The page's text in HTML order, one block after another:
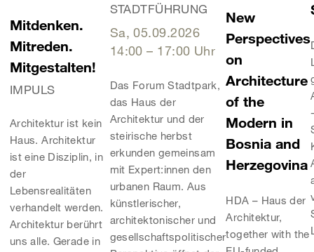
Mitdenken.
Mitreden.
Mitgestalten!
IMPULS
Architektur ist kein
Haus. Architektur
ist eine Disziplin, in
der
Lebensrealitäten
verhandelt werden.
Architektur berührt
uns alle. Gerade in
STADTFÜHRUNG
Sa, 05.09.2026
14:00 – 17:00 Uhr
Das Forum Stadtpark,
das Haus der
Architektur und der
steirische herbst
erkunden gemeinsam
mit Expert:innen den
urbanen Raum. Aus
künstlerischer,
architektonischer und
gesellschaftspolitischer
New
Perspectives
on
Architecture
of the
Modern in
Bosnia and
Herzegovina
HDA – Haus der
Architektur,
together with the
Kärnten 2025
Haus der Architektur:
Gehen und
STADTFÜHRUNG
Sa, 05.09.2026
Das Forum
und der steirische